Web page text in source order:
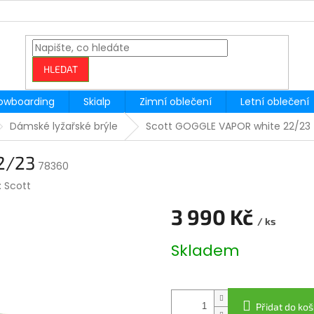
HLEDAT
Skialp Zimní oblečení Letní oblečení
Dámské lyžařské brýle
Scott GOGGLE VAPOR white 22/23
23 78360
Scott
3 990 Kč / ks
cena:
Skladem
Přidat do